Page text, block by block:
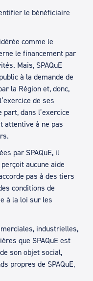
le bénéficiaire
comme le
le financement par
Mais, SPAQuE
à la demande de
la Région et, donc,
de ses
dans l’exercice
attentive à ne pas
par SPAQuE, il
aucune aide
pas à des tiers
conditions de
à la loi sur les
industrielles,
que SPAQuE est
son objet social,
propres de SPAQuE,